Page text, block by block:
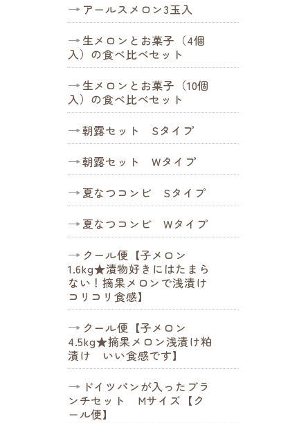
アールスメロン3玉入
生メロンとお菓子（4個
入）の食べ比べセット
生メロンとお菓子（10個
入）の食べ比べセット
朝露セット Sタイプ
朝露セット Wタイプ
夏なつコンビ Sタイプ
夏なつコンビ Wタイプ
クール便【子メロン
1.6kg★漬物好きにはたまら
ない！摘果メロンで浅漬け
コリコリ食感】
クール便【子メロン
4.5kg★摘果メロン浅漬け粕
漬け いい食感です】
ドイツパンが入ったブラ
ンチセット Mサイズ【ク
ール便】